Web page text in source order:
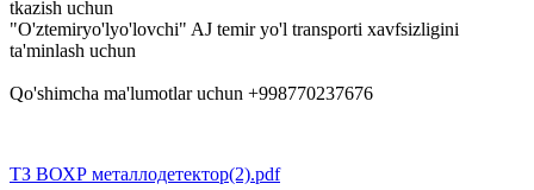
tkazish uchun
"O'ztemiryo'lyo'lovchi" AJ temir yo'l transporti xavfsizligini
ta'minlash uchun
Qo'shimcha ma'lumotlar uchun +998770237676
ТЗ ВОХР металлодетектор(2).pdf